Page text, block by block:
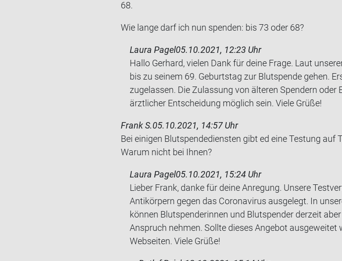
68.
Wie lange darf ich nun spen­den: bis 73 oder 68?
Laura Pagel05.10.2021, 12:23 Uhr
Hallo Gerhard, vielen Dank für deine Frage. Laut
bis zu seinem 69. Geburtstag zur Blutspende gehen.
zugelassen. Die Zulassung von älteren Spendern
ärztlicher Entscheidung möglich sein. Viele Grüße!
Frank S.05.10.2021, 14:57 Uhr
Bei ei­ni­gen Blut­spen­de­diens­ten gibt ed eine Tes­tung auf
Warum nicht bei Ihnen?
Laura Pagel05.10.2021, 15:24 Uhr
Lieber Frank, danke für deine Anregung. Unsere
Antikörpern gegen das Coronavirus ausgelegt. In
können Blutspenderinnen und Blutspender derzeit
Anspruch nehmen. Sollte dieses Angebot
Webseiten. Viele Grüße!